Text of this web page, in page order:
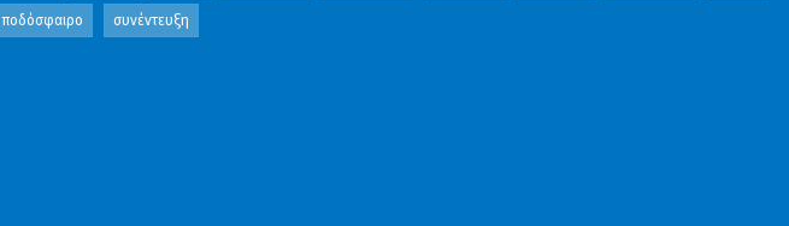
ποδόσφαιρο συνέντευξη